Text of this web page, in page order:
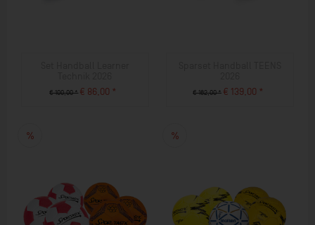
€ 100,00 * € 86,00 * € 162,00 * € 139,00 *